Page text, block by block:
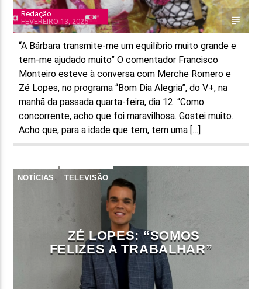
Redação
FEVEREIRO 13, 2025
“A Bárbara transmite-me um equilíbrio muito grande e
tem-me ajudado muito” O comentador Francisco
Monteiro esteve à conversa com Merche Romero e
Zé Lopes, no programa “Bom Dia Alegria”, do V+, na
manhã da passada quarta-feira, dia 12. “Como
concorrente, acho que foi maravilhosa. Gostei muito.
Acho que, para a idade que tem, tem uma […]
NOTÍCIAS TELEVISÃO
ZÉ LOPES: “SOMOS
FELIZES A TRABALHAR”